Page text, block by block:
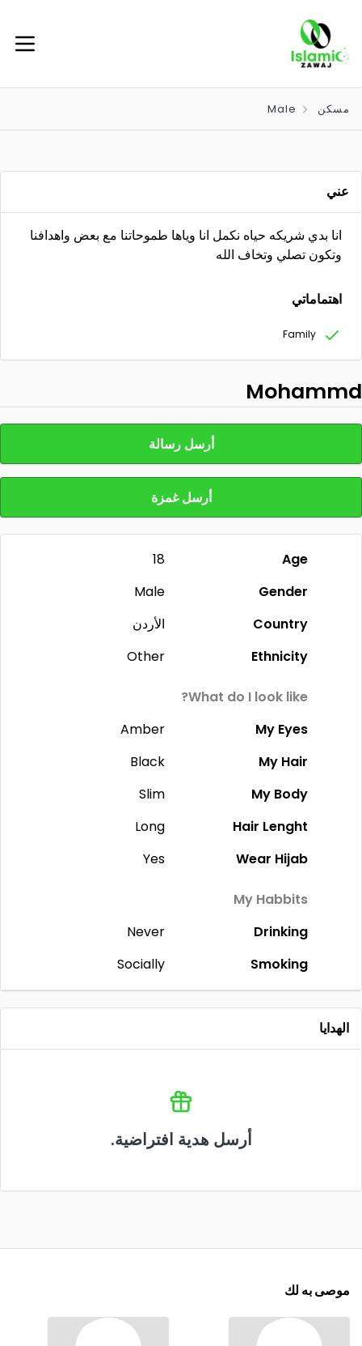
مسكن Male
عني
انا بدي شريكه حياه نكمل انا وياها طموحاتنا مع بعض واهدافنا
وتكون تصلي وتخاف الله
اهتماماتي
Family
Mohammd
أرسل رسالة
أرسل غمزة
Age
18
Gender
Male
Country
الأردن
Ethnicity
Other
What do I look like?
My Eyes
Amber
My Hair
Black
My Body
Slim
Hair Lenght
Long
Wear Hijab
Yes
My Habbits
Drinking
Never
Smoking
Socially
الهدايا
أرسل هدية افتراضية.
موصى به لك